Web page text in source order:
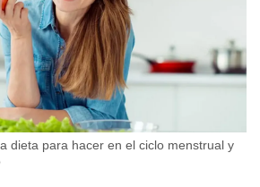
dieta para hacer en el ciclo menstrual y